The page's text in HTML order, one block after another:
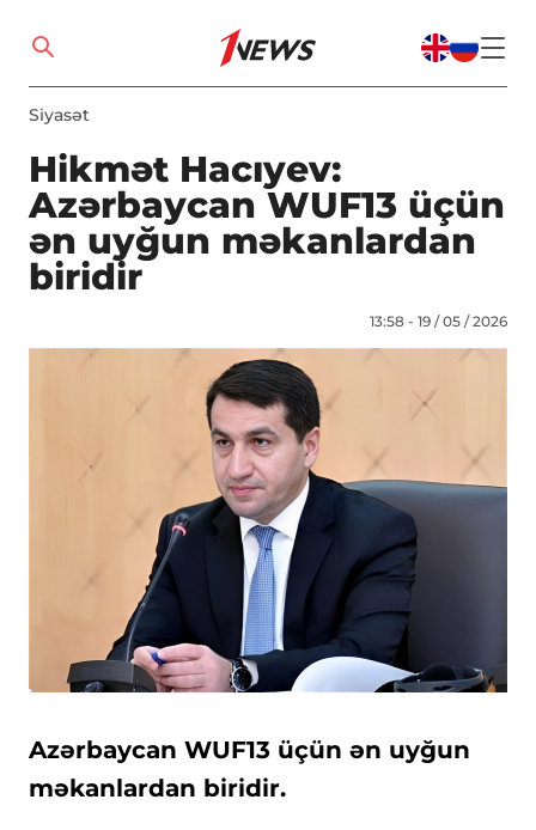
Siyasət
Hikmət Hacıyev:
Azərbaycan WUF13 üçün
ən uyğun məkanlardan
biridir
13:58 - 19 / 05 / 2026
Azərbaycan WUF13 üçün ən uyğun
məkanlardan biridir.